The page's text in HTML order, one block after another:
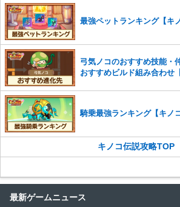
最強ペットランキング【キ
弓気ノコのおすすめ技能・
おすすめビルド組み合わせ
騎乗最強ランキング【キノ
キノコ伝説攻略TOP
最新ゲームニュース